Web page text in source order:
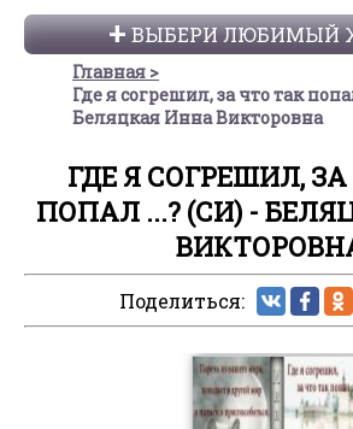
ВЫБЕРИ ЛЮБИМЫЙ
Главная
Где я согрешил, за что так
Беляцкая Инна Викторовна
ГДЕ Я СОГРЕШИЛ,
ПОПАЛ ...? (СИ) -
Поделиться: